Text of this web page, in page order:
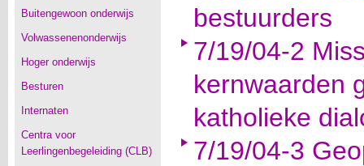
Buitengewoon onderwijs
Volwassenenonderwijs
Hoger onderwijs
Besturen
Internaten
Centra voor
Leerlingenbegeleiding (CLB)
bestuurders
7/19/04-2
kernwaarden
katholieke
7/19/04-3